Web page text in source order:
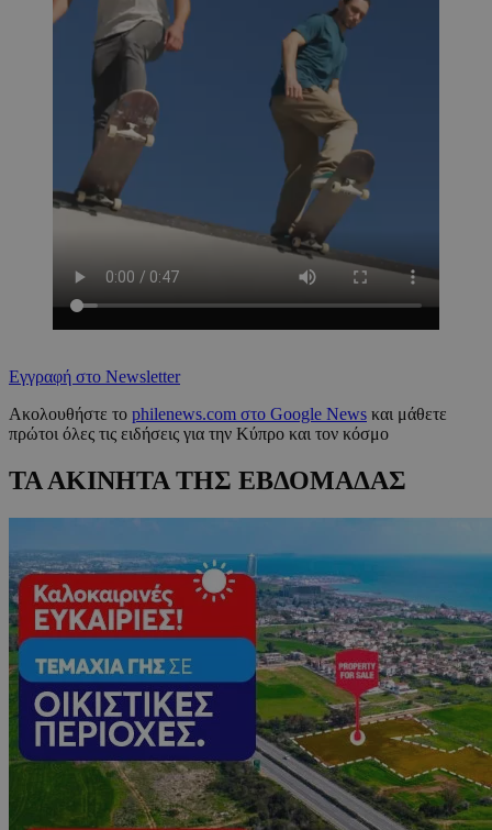
Εγγραφή στο Newsletter
Ακολουθήστε το philenews.com στο Google News και μάθετε
πρώτοι όλες τις ειδήσεις για την Κύπρο και τον κόσμο
ΤΑ ΑΚΙΝΗΤΑ ΤΗΣ ΕΒΔΟΜΑΔΑΣ